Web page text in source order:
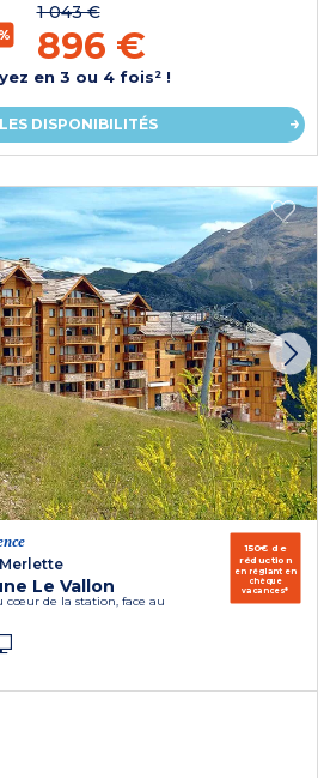
1 043 €
896 €
en 3 ou 4 fois² !
DISPONIBILITÉS
Le Vallon
cœur de la station, face au
150€ de
réduction
en réglant en
chèque
vacances*